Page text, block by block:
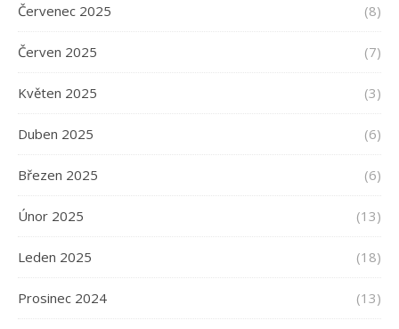
Červenec 2025 (8)
Červen 2025 (7)
Květen 2025 (3)
Duben 2025 (6)
Březen 2025 (6)
Únor 2025 (13)
Leden 2025 (18)
Prosinec 2024 (13)